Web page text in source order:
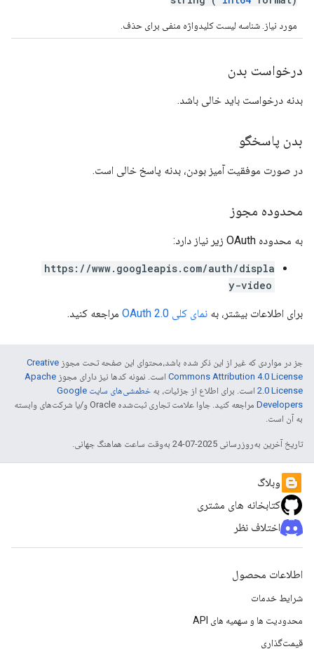
مورد نیاز. شناسه لیست کلیدواژه منفی برای حذف.
درخواست بدن
بدنه درخواست باید خالی باشد.
بدن پاسخگو
در صورت موفقیت آمیز بودن، بدنه پاسخ خالی است.
محدوده مجوز
به محدوده OAuth زیر نیاز دارد:
https://www.googleapis.com/auth/displa
y-video
برای اطلاعات بیشتر، به نمای کلی OAuth 2.0 مراجعه کنید.
جز در مواردی که غیر از این ذکر شده باشد،‌محتوای این صفحه تحت مجوز Creative
Commons Attribution 4.0 License است. نمونه کدها نیز دارای مجوز Apache
2.0 License است. برای اطلاع از جزئیات، به
خطمشی‌های سایت Google
Developers‏
مراجعه کنید. جاوا علامت تجاری ثبت‌شده Oracle و/یا شرکت‌های وابسته
به آن است.
تاریخ آخرین به‌روزرسانی 2025-07-24 به‌وقت ساعت هماهنگ جهانی.
وبلاگ
کتابخانه های مشتری
اختلاف نظر
اطلاعات محصول
شرایط خدمات
محدودیت ها و سهمیه های API
قیمت‌گذاری